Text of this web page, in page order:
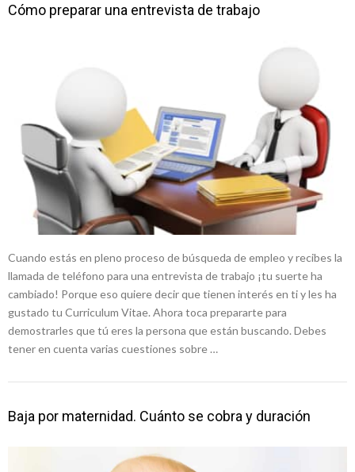
Cómo preparar una entrevista de trabajo
Cuando estás en pleno proceso de búsqueda de empleo y recibes la
llamada de teléfono para una entrevista de trabajo ¡tu suerte ha
cambiado! Porque eso quiere decir que tienen interés en ti y les ha
gustado tu Curriculum Vitae. Ahora toca prepararte para
demostrarles que tú eres la persona que están buscando. Debes
tener en cuenta varias cuestiones sobre …
Baja por maternidad. Cuánto se cobra y duración